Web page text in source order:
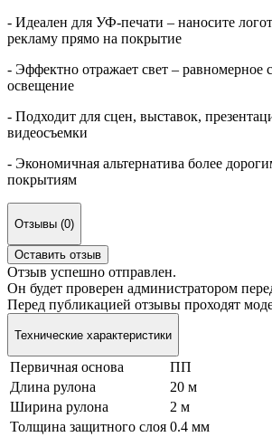
- Идеален для УФ-печати – наносите
рекламу прямо на покрытие
- Эффектно отражает свет – равномерное
освещение
- Подходит для сцен, выставок,
видеосъемки
- Экономичная альтернатива более
покрытиям
Отзывы (0)
Оставить отзыв
Отзыв успешно отправлен.
Он будет проверен администратором
Перед публикацией отзывы проходят
Технические характеристики
Первичная основа
ПП
Длина рулона
20 м
Ширина рулона
2 м
Толщина защитного слоя 0.4 мм